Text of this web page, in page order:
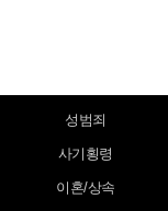
성범죄
사기횡령
이혼/상속